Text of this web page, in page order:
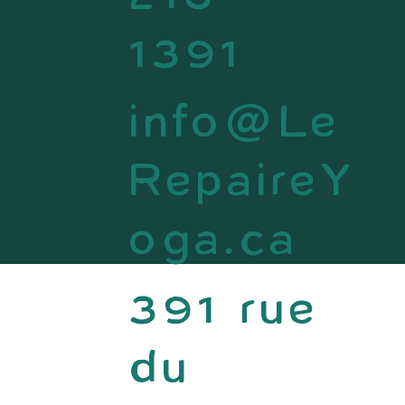
1391
info@Le
RepaireY
oga.ca
391 rue
du